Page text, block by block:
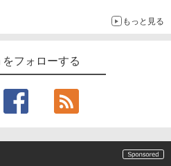
もっと見る
をフォローする